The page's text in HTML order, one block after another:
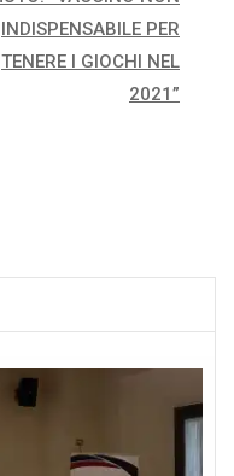
INDISPENSABILE PER
TENERE I GIOCHI NEL
2021”